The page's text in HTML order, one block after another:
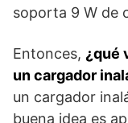
soporta 9 W de
Entonces, ¿qué
un cargador
un cargador
buena idea es